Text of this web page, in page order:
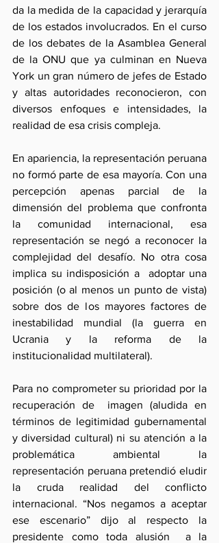
da la medida de la capacidad y jerarquía
de los estados involucrados. En el curso
de los debates de la Asamblea General
de la ONU que ya culminan en Nueva
York un gran número de jefes de Estado
y altas autoridades reconocieron, con
diversos enfoques e intensidades, la
realidad de esa crisis compleja.
En apariencia, la representación peruana
no formó parte de esa mayoría. Con una
percepción apenas parcial de la
dimensión del problema que confronta
la comunidad internacional, esa
representación se negó a reconocer la
complejidad del desafío. No otra cosa
implica su indisposición a  adoptar una
posición (o al menos un punto de vista)
sobre dos de los mayores factores de
inestabilidad mundial (la guerra en
Ucrania y la reforma de la
institucionalidad multilateral).
Para no comprometer su prioridad por la
recuperación de  imagen (aludida en
términos de legitimidad gubernamental
y diversidad cultural) ni su atención a la
problemática ambiental la
representación peruana pretendió eludir
la cruda realidad del conflicto
internacional. “Nos negamos a aceptar
ese escenario” dijo al respecto la
presidente como toda alusión  a la